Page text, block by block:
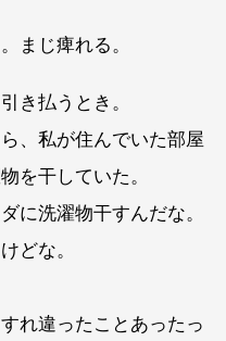
まじ痺れる。
き払うとき。
、私が住んでいた部屋
を干していた。
に洗濯物干すんだな。
どな。
れ違ったことあったっ